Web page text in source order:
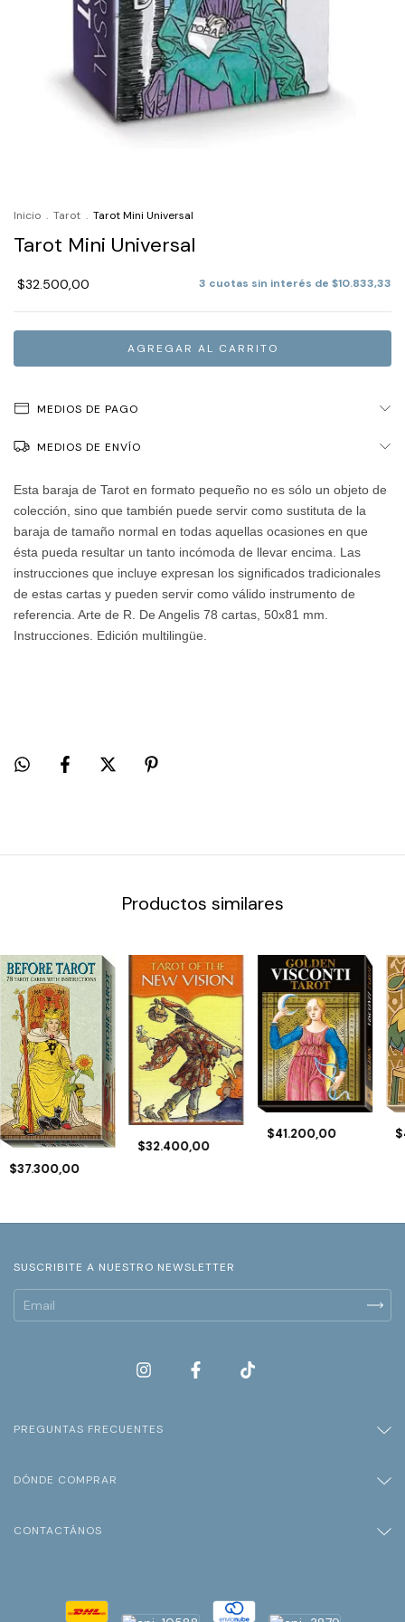
Inicio . Tarot . Tarot Mini Universal
Tarot Mini Universal
$32.500,00 3 cuotas sin interés de $10.833,33
MEDIOS DE PAGO
MEDIOS DE ENVÍO
Esta baraja de Tarot en formato pequeño no es sólo un objeto de
colección, sino que también puede servir como sustituta de la
baraja de tamaño normal en todas aquellas ocasiones en que
ésta pueda resultar un tanto incómoda de llevar encima. Las
instrucciones que incluye expresan los significados tradicionales
de estas cartas y pueden servir como válido instrumento de
referencia. Arte de R. De Angelis 78 cartas, 50x81 mm.
Instrucciones. Edición multilingüe.
Productos similares
$37.300,00
$32.400,00
$41.200,00
SUSCRIBITE A NUESTRO NEWSLETTER
PREGUNTAS FRECUENTES
DÓNDE COMPRAR
CONTACTÁNOS